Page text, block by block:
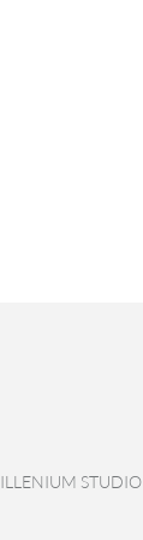
STUDIO